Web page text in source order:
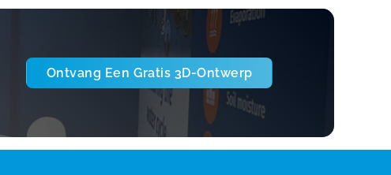
Ontvang Een Gratis 3D-Ontwerp